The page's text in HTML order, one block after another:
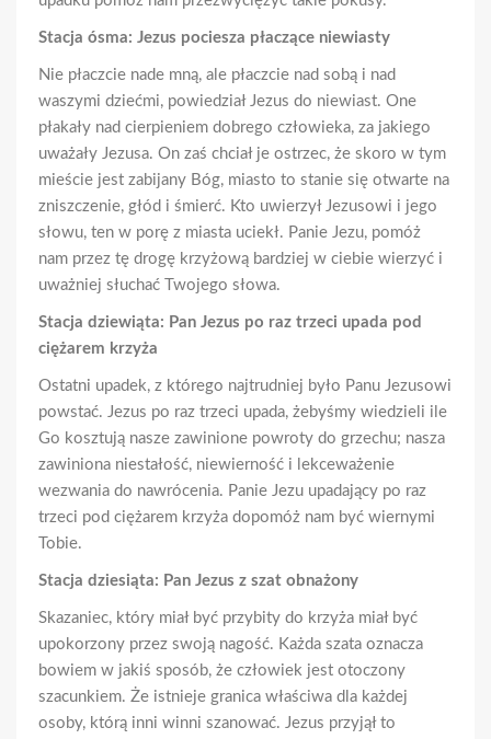
Stacja ósma: Jezus pociesza płaczące niewiasty
Nie płaczcie nade mną, ale płaczcie nad sobą i nad
waszymi dziećmi, powiedział Jezus do niewiast. One
płakały nad cierpieniem dobrego człowieka, za jakiego
uważały Jezusa. On zaś chciał je ostrzec, że skoro w tym
mieście jest zabijany Bóg, miasto to stanie się otwarte na
zniszczenie, głód i śmierć. Kto uwierzył Jezusowi i jego
słowu, ten w porę z miasta uciekł. Panie Jezu, pomóż
nam przez tę drogę krzyżową bardziej w ciebie wierzyć i
uważniej słuchać Twojego słowa.
Stacja dziewiąta: Pan Jezus po raz trzeci upada pod
ciężarem krzyża
Ostatni upadek, z którego najtrudniej było Panu Jezusowi
powstać. Jezus po raz trzeci upada, żebyśmy wiedzieli ile
Go kosztują nasze zawinione powroty do grzechu; nasza
zawiniona niestałość, niewierność i lekceważenie
wezwania do nawrócenia. Panie Jezu upadający po raz
trzeci pod ciężarem krzyża dopomóż nam być wiernymi
Tobie.
Stacja dziesiąta: Pan Jezus z szat obnażony
Skazaniec, który miał być przybity do krzyża miał być
upokorzony przez swoją nagość. Każda szata oznacza
bowiem w jakiś sposób, że człowiek jest otoczony
szacunkiem. Że istnieje granica właściwa dla każdej
osoby, którą inni winni szanować. Jezus przyjął to